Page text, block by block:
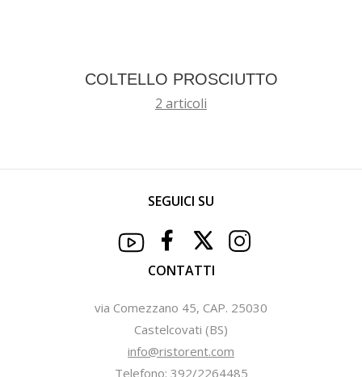
COLTELLO PROSCIUTTO
2 articoli
SEGUICI SU
CONTATTI
via Comezzano 45, CAP. 25030
Castelcovati (BS)
info@ristorent.com
Telefono: 392/2264485